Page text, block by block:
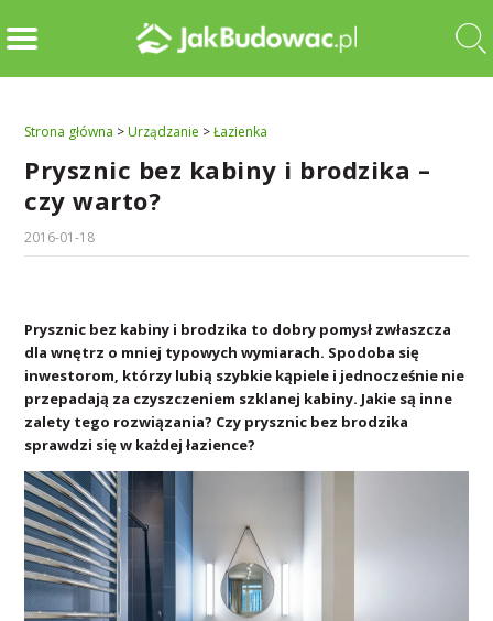
Strona główna >Urządzanie >Łazienka
Prysznic bez kabiny i brodzika –
czy warto?
2016-01-18
Prysznic bez kabiny i brodzika to dobry pomysł zwłaszcza
dla wnętrz o mniej typowych wymiarach. Spodoba się
inwestorom, którzy lubią szybkie kąpiele i jednocześnie nie
przepadają za czyszczeniem szklanej kabiny. Jakie są inne
zalety tego rozwiązania? Czy prysznic bez brodzika
sprawdzi się w każdej łazience?